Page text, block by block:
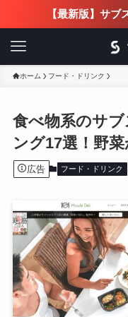
【最新版】サブ
ホーム フード・ドリンク
食べ物系のサ
ング17選！野
広告 フード・ドリンク